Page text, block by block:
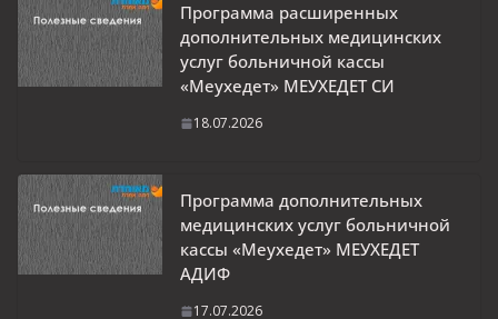
Программа расширенных
дополнительных медицинских
услуг больничной кассы
«Меухедет» МЕУХЕДЕТ СИ
18.07.2026
Программа дополнительных
медицинских услуг больничной
кассы «Меухедет» МЕУХЕДЕТ
АДИФ
17.07.2026